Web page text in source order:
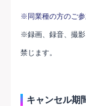
※同業種の方のご参
※録画、録音、撮影
禁じます。
キャンセル期